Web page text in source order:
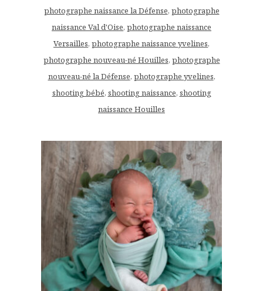
photographe naissance la Défense, photographe
naissance Val d'Oise, photographe naissance
Versailles, photographe naissance yvelines,
photographe nouveau-né Houilles, photographe
nouveau-né la Défense, photographe yvelines,
shooting bébé, shooting naissance, shooting
naissance Houilles